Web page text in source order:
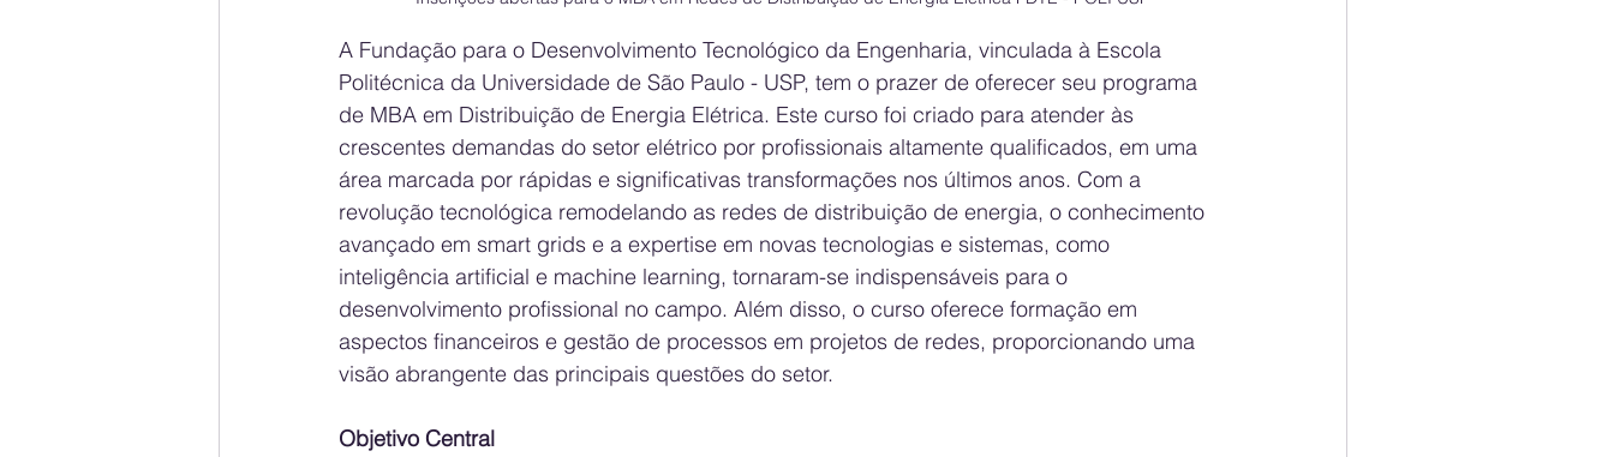
A Fundação para o Desenvolvimento Tecnológico da Engenharia, vinculada à Escola
Politécnica da Universidade de São Paulo - USP, tem o prazer de oferecer seu programa
de MBA em Distribuição de Energia Elétrica. Este curso foi criado para atender às
crescentes demandas do setor elétrico por profissionais altamente qualificados, em uma
área marcada por rápidas e significativas transformações nos últimos anos. Com a
revolução tecnológica remodelando as redes de distribuição de energia, o conhecimento
avançado em smart grids e a expertise em novas tecnologias e sistemas, como
inteligência artificial e machine learning, tornaram-se indispensáveis para o
desenvolvimento profissional no campo. Além disso, o curso oferece formação em
aspectos financeiros e gestão de processos em projetos de redes, proporcionando uma
visão abrangente das principais questões do setor.
Objetivo Central